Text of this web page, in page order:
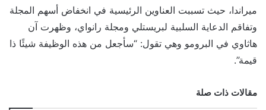
ميراندا، حيث تسببت العناوين الرئيسية في انخفاض أسهم المجلة
وتفاقم الدعاية السلبية لبريستلي ومجلة رانواي، وظهرت آن
هاثاوي في البرومو وهي تقول: “سأجعل من هذه الوظيفة شيئًا ذا
قيمة”.
مقالات ذات صلة